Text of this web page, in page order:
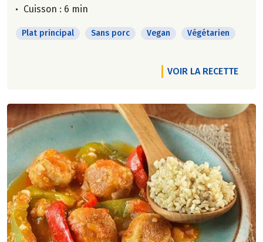
Cuisson : 6 min
Plat principal Sans porc Vegan Végétarien
VOIR LA RECETTE